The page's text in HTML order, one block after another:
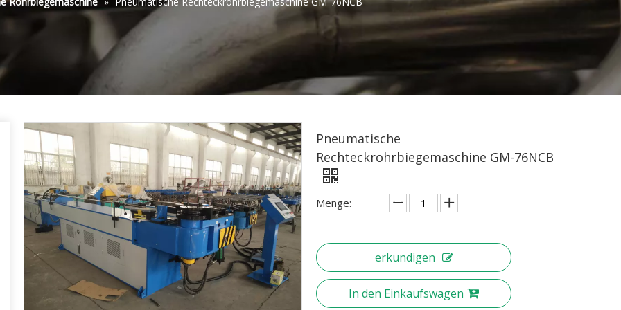
Pneumatische
Rechteckrohrbiegemaschine GM-76NCB
Menge:
erkundigen
In den Einkaufswagen